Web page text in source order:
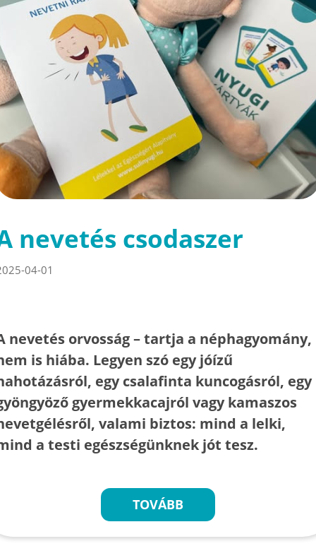
nevetés csodaszer
04-01
nevetés orvosság – tartja a néphagyomány,
is hiába. Legyen szó egy jóízű
egy csalafinta kuncogásról, egy
gyermekkacajról vagy kamaszos
valami biztos: mind a lelki,
a testi egészségünknek jót tesz.
TOVÁBB